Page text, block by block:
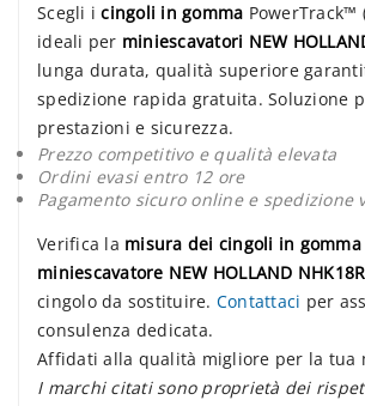
Scegli icingoli in gomma PowerTrack™
ideali per miniescavatori NEW
lunga durata, qualità superiore
spedizione rapida gratuita. Soluzione
prestazioni e sicurezza.
Prezzo competitivo e qualità elevata
Ordini evasi entro 12 ore
Pagamento sicuro online e spedizione
Verifica la misura dei cingoli in gomma
miniescavatore NEW HOLLAND NHK18R
cingolo da sostituire. Contattaci per
consulenza dedicata.
Affidati alla qualità migliore per la tua
I marchi citati sono proprietà dei